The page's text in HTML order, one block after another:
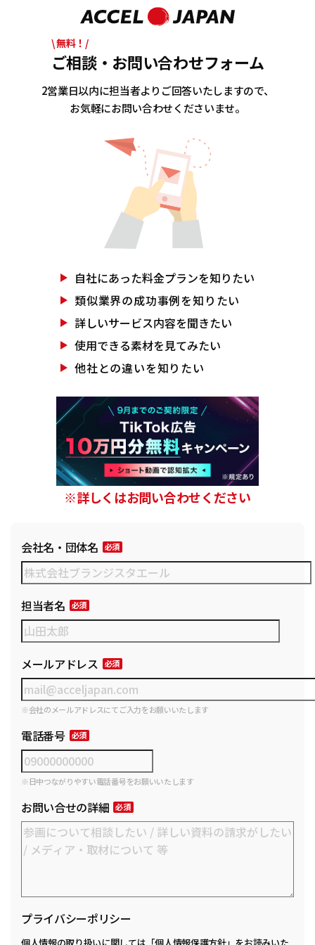
\ 無料！/
ご相談・お問い合わせフォーム
2営業日以内に担当者よりご回答いたしますので、
お気軽にお問い合わせくださいませ。
自社にあった料金プランを知りたい
類似業界の成功事例を知りたい
詳しいサービス内容を聞きたい
使用できる素材を見てみたい
他社との違いを知りたい
※詳しくはお問い合わせください
会社名・団体名
担当者名
メールアドレス
※会社のメールアドレスにてご入力をお願いいたします
電話番号
※日中つながりやすい電話番号をお願いいたします
お問い合せの詳細
プライバシーポリシー